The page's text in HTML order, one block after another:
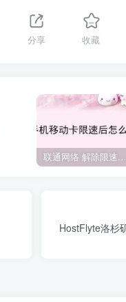
分享 收藏
联通网络 解除限速方法参考！畅享、畅玩、老白干等及其它地区自测了
HostFlyte洛杉